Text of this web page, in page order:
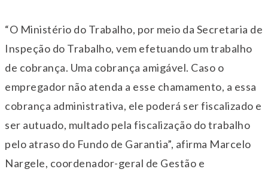
“O Ministério do Trabalho, por meio da Secretaria de
Inspeção do Trabalho, vem efetuando um trabalho
de cobrança. Uma cobrança amigável. Caso o
empregador não atenda a esse chamamento, a essa
cobrança administrativa, ele poderá ser fiscalizado e
ser autuado, multado pela fiscalização do trabalho
pelo atraso do Fundo de Garantia”, afirma Marcelo
Nargele, coordenador-geral de Gestão e